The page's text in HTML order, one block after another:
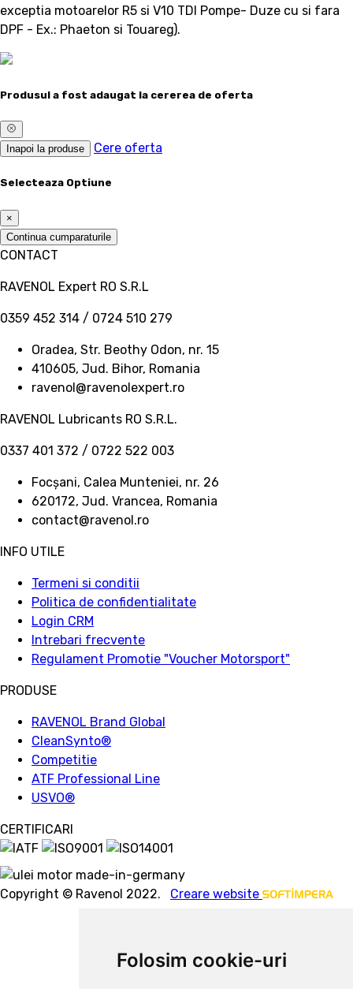
Folosim cookie-uri
exceptia motoarelor R5 si V10 TDI Pompe- Duze cu si fara
DPF - Ex.: Phaeton si Touareg).
Produsul a fost adaugat la cererea de oferta
Inapoi la produse Cere oferta
Selecteaza Optiune
×
Continua cumparaturile
CONTACT
RAVENOL Expert RO S.R.L
0359 452 314 / 0724 510 279
Oradea, Str. Beothy Odon, nr. 15
410605, Jud. Bihor, Romania
ravenol@ravenolexpert.ro
RAVENOL Lubricants RO S.R.L.
0337 401 372 / 0722 522 003
Focșani, Calea Munteniei, nr. 26
620172, Jud. Vrancea, Romania
contact@ravenol.ro
INFO UTILE
Termeni si conditii
Politica de confidentialitate
Login CRM
Intrebari frecvente
Regulament Promotie "Voucher Motorsport"
PRODUSE
RAVENOL Brand Global
CleanSynto®
Competitie
ATF Professional Line
USVO®
CERTIFICARI
Copyright © Ravenol 2022. Creare website